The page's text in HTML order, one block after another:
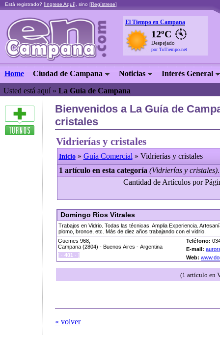
Está registrado? [Ingrese Aquí], sino [Regístrese]
El Tiempo en Campana
12ºC
Despejado
por TuTiempo.net
Home Ciudad de Campana Noticias Interés General
Usted está aquí » La Guía de Campana
Bienvenidos a La Guía de
cristales
Vidrierías y cristales
Inicio» Guía Comercial » Vidrierías y cristales
1 artículo en esta categoría (Vidrierías y cristales).
Cantidad de Artículos por
Domingo Rios Vitrales
Trabajos en Vidrio. Todas las técnicas. Amplia Experiencia.
plomo, bronce, etc. Más de diez años trabajando con el vidrio.
Güemes 968,
Campana (2804) - Buenos Aires - Argentina
[ · 401 · ]
Teléfono:
E-mail:
Web:
(1 artículo en
« volver